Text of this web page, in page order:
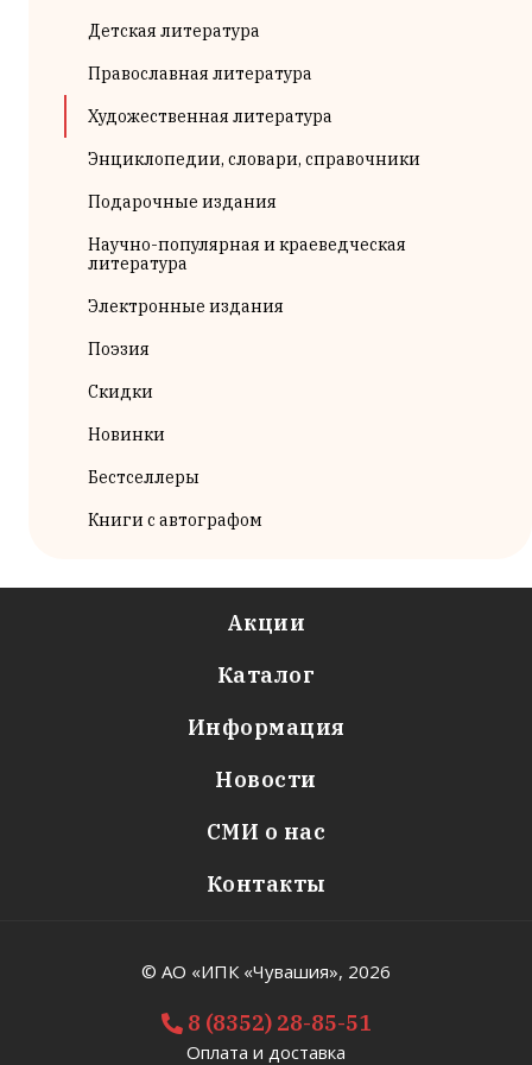
Детская литература
Православная литература
Художественная литература
Энциклопедии, словари, справочники
Подарочные издания
Научно-популярная и краеведческая
литература
Электронные издания
Поэзия
Скидки
Новинки
Бестселлеры
Книги с автографом
Акции
Каталог
Информация
Новости
СМИ о нас
Контакты
© АО «ИПК «Чувашия», 2026
8 (8352) 28-85-51
Оплата и доставка